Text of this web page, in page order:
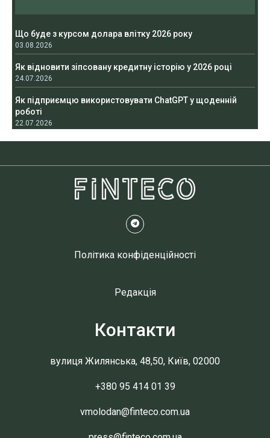
Що буде з курсом долара влітку 2026 року
03.08.2026
Як відновити зіпсовану кредитну історію у 2026 році
24.07.2026
Як підприємцю використовувати ChatGPT у щоденній
роботі
22.07.2026
Політика конфіденційності
Редакція
Контакти
вулиця Жилянська, 48,50, Київ, 02000
+380 95 414 01 39
vmolodan@finteco.com.ua